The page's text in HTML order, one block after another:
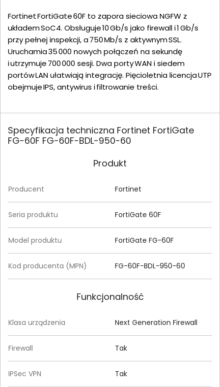
Fortinet FortiGate 60F to zapora sieciowa NGFW z
układem SoC4. Obsługuje 10 Gb/s jako firewall i 1 Gb/s
przy pełnej inspekcji, a 750 Mb/s z aktywnym SSL.
Uruchamia 35 000 nowych połączeń na sekundę
i utrzymuje 700 000 sesji. Dwa porty WAN i siedem
portów LAN ułatwiają integrację. Pięcioletnia licencja UTP
obejmuje IPS, antywirus i filtrowanie treści.
Specyfikacja techniczna Fortinet FortiGate
FG-60F FG-60F-BDL-950-60
Produkt
Producent Fortinet
Seria produktu FortiGate 60F
Model produktu FortiGate FG-60F
Kod producenta (MPN) FG-60F-BDL-950-60
Funkcjonalność
Klasa urządzenia Next Generation Firewall
Firewall Tak
IPSec VPN Tak